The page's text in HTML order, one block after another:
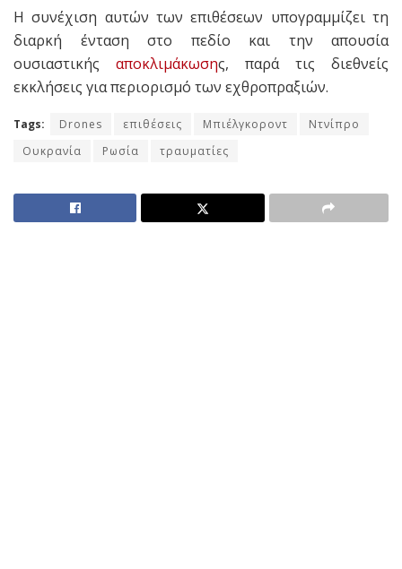
Η συνέχιση αυτών των επιθέσεων υπογραμμίζει τη
διαρκή ένταση στο πεδίο και την απουσία
ουσιαστικής αποκλιμάκωσης, παρά τις διεθνείς
εκκλήσεις για περιορισμό των εχθροπραξιών.
Tags: Drones επιθέσεις Μπιέλγκοροντ
Ντνίπρο
Ουκρανία
Ρωσία τραυματίες